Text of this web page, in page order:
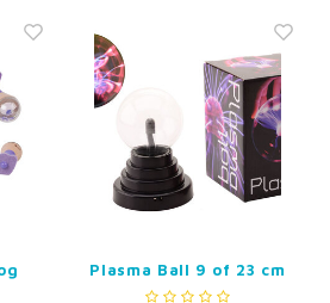
Plasma Ball 9 of 23 cm